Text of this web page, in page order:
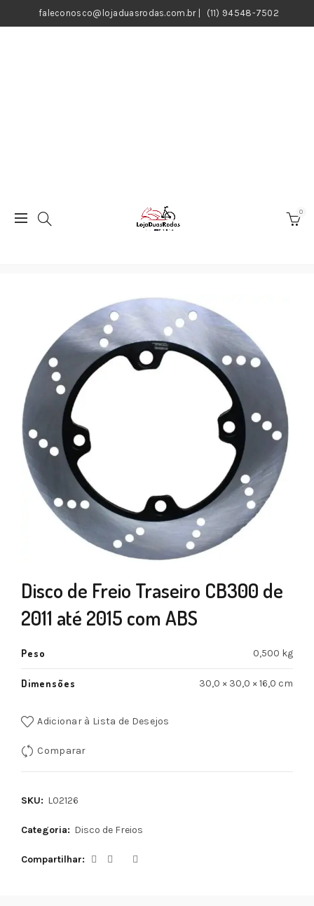
faleconosco@lojaduasrodas.com.br| (11) 94548-7502
0
Disco de Freio Traseiro CB300 de
2011 até 2015 com ABS
Peso 0,500 kg
Dimensões 30,0 × 30,0 × 16,0 cm
Adicionar à Lista de Desejos
Comparar
SKU: L02126
Categoria: Disco de Freios
Compartilhar